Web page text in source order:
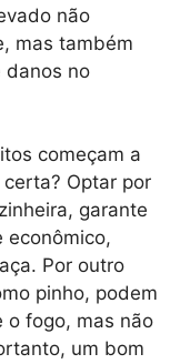
não
mas também
danos no
começam a
Optar por
garante
econômico,
Por outro
pinho, podem
o fogo, mas não
um bom